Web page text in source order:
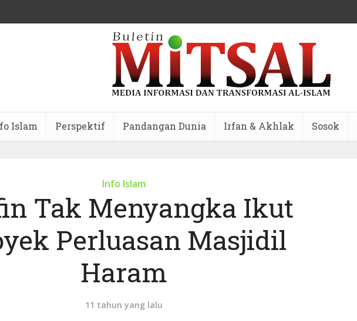
Islam Perspektif Pandangan Dunia Irfan & Akhlak Sosok
Info Islam
Tak Menyangka Ikut
Perluasan Masjidil
Haram
11 tahun yang lalu